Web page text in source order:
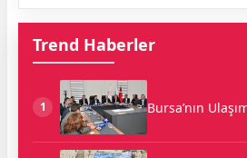
Trend Haberler
1 Bursa’nın